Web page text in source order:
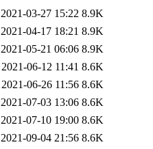
2021-03-27 15:22 8.9K
2021-04-17 18:21 8.9K
2021-05-21 06:06 8.9K
2021-06-12 11:41 8.6K
2021-06-26 11:56 8.6K
2021-07-03 13:06 8.6K
2021-07-10 19:00 8.6K
2021-09-04 21:56 8.6K